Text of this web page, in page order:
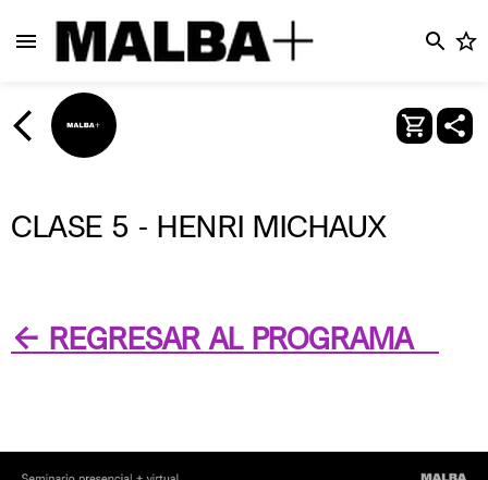
CLASE 5 - HENRI MICHAUX
← REGRESAR AL PROGRAMA